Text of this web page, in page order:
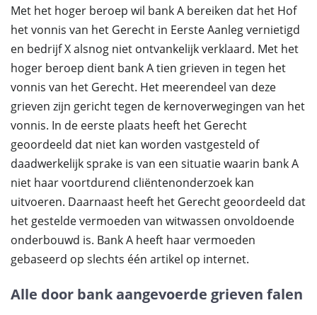
Met het hoger beroep wil bank A bereiken dat het Hof
het vonnis van het Gerecht in Eerste Aanleg vernietigd
en bedrijf X alsnog niet ontvankelijk verklaard. Met het
hoger beroep dient bank A tien grieven in tegen het
vonnis van het Gerecht. Het meerendeel van deze
grieven zijn gericht tegen de kernoverwegingen van het
vonnis. In de eerste plaats heeft het Gerecht
geoordeeld dat niet kan worden vastgesteld of
daadwerkelijk sprake is van een situatie waarin bank A
niet haar voortdurend cliëntenonderzoek kan
uitvoeren. Daarnaast heeft het Gerecht geoordeeld dat
het gestelde vermoeden van witwassen onvoldoende
onderbouwd is. Bank A heeft haar vermoeden
gebaseerd op slechts één artikel op internet.
Alle door bank aangevoerde grieven falen